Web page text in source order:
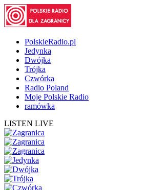
PolskieRadio.pl
Jedynka
Dwójka
Trójka
Czwórka
Radio Poland
Moje Polskie Radio
ramówka
LISTEN LIVE